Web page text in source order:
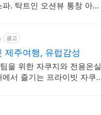
. 탁트인 오션뷰 통창 아래
광고
제주여행, 유럽감성
을 위한 자쿠지와 전용온실
서 즐기는 프라이빗 자쿠